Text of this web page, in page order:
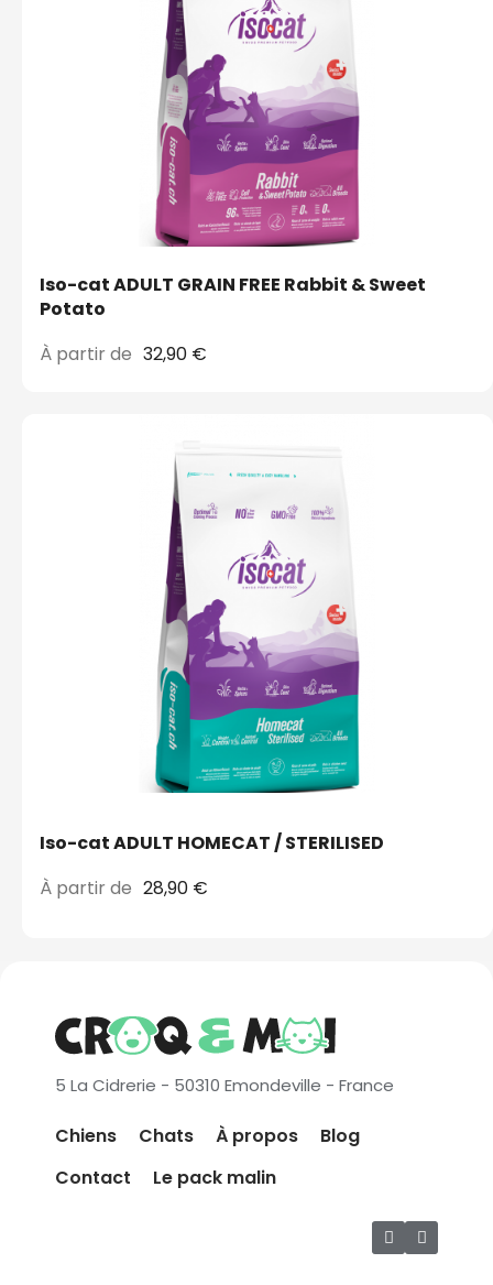
Iso-cat ADULT GRAIN FREE Rabbit & Sweet
Potato
À partir de 32,90 €
Iso-cat ADULT HOMECAT / STERILISED
À partir de 28,90 €
5 La Cidrerie - 50310 Emondeville - France
Chiens Chats À propos
Blog
Contact
Le pack malin